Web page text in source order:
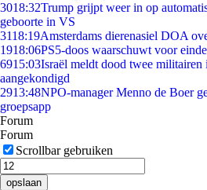
3018:32Trump grijpt weer in op
geboorte in VS
3118:19Amsterdams dierenasiel DOA
1918:06PS5-doos waarschuwt voor
6915:03Israël meldt dood twee
aangekondigd
2913:48NPO-manager Menno de Boer
groepsapp
Forum
Forum
Scrollbar gebruiken
opslaan